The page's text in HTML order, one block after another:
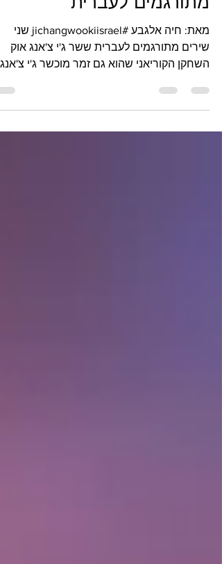
שני שירים של ג'י צ'אנג אוק
מתורגמים לעברית
מאת: חיה אלגבע #jichangwookiisrael שני
השחקן הקוריאני שהוא גם זמר מוכשר ג'י צ'אנג
אוק הראשון...